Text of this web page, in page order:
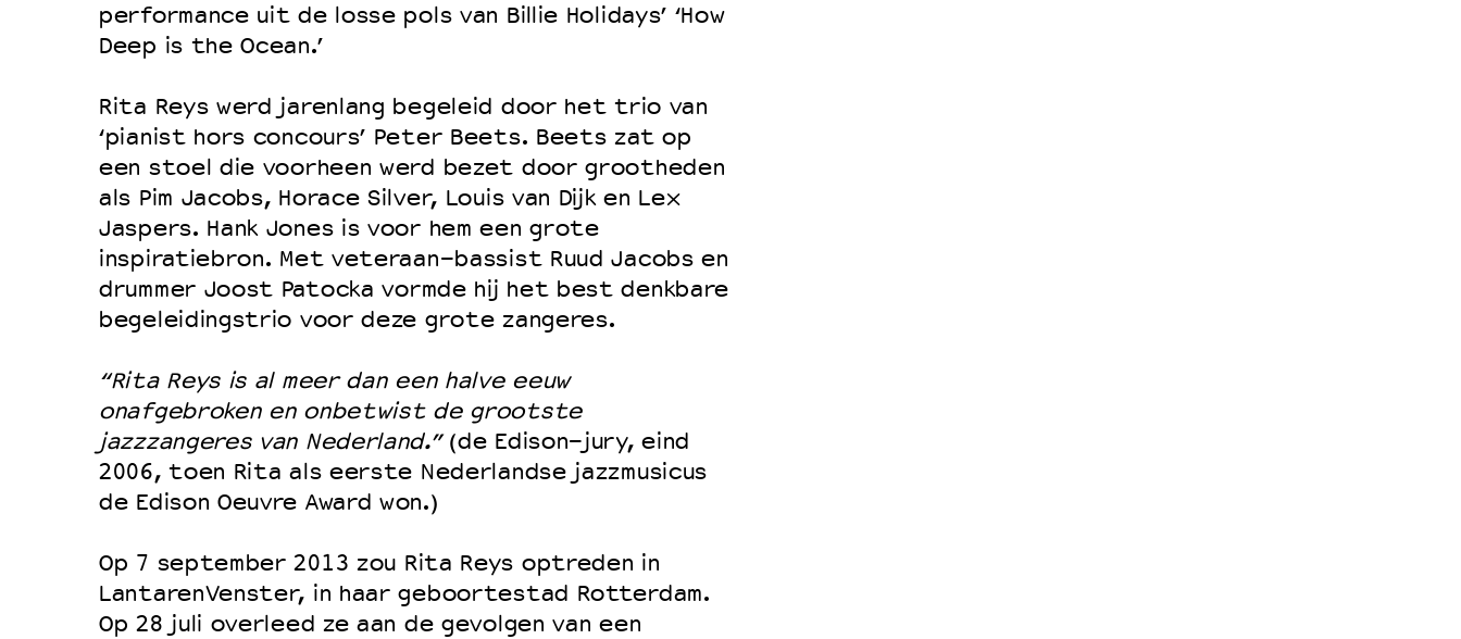
Ruimte voor artistieke vrijheid – VNPF
performance uit de losse pols van Billie Holidays’ ‘How
Deep is the Ocean.’
Rita Reys werd jarenlang begeleid door het trio van
‘pianist hors concours’ Peter Beets. Beets zat op
een stoel die voorheen werd bezet door grootheden
als Pim Jacobs, Horace Silver, Louis van Dijk en Lex
Jaspers. Hank Jones is voor hem een grote
inspiratiebron. Met veteraan-bassist Ruud Jacobs en
drummer Joost Patocka vormde hij het best denkbare
begeleidingstrio voor deze grote zangeres.
“Rita Reys is al meer dan een halve eeuw
onafgebroken en onbetwist de grootste
jazzzangeres van Nederland.”(de Edison-jury, eind
2006, toen Rita als eerste Nederlandse jazzmusicus
de Edison Oeuvre Award won.)
Op 7 september 2013 zou Rita Reys optreden in
LantarenVenster, in haar geboortestad Rotterdam.
Op 28 juli overleed ze aan de gevolgen van een